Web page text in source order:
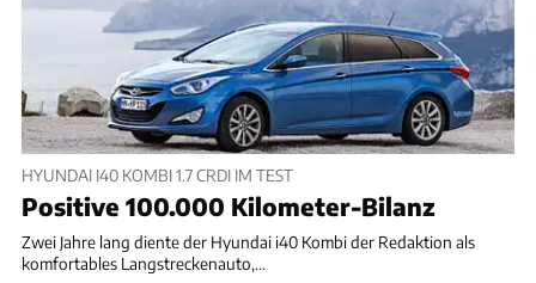
HYUNDAI I40 KOMBI 1.7 CRDI IM TEST
Positive 100.000 Kilometer-Bilanz
Zwei Jahre lang diente der Hyundai i40 Kombi der Redaktion als
komfortables Langstreckenauto,...